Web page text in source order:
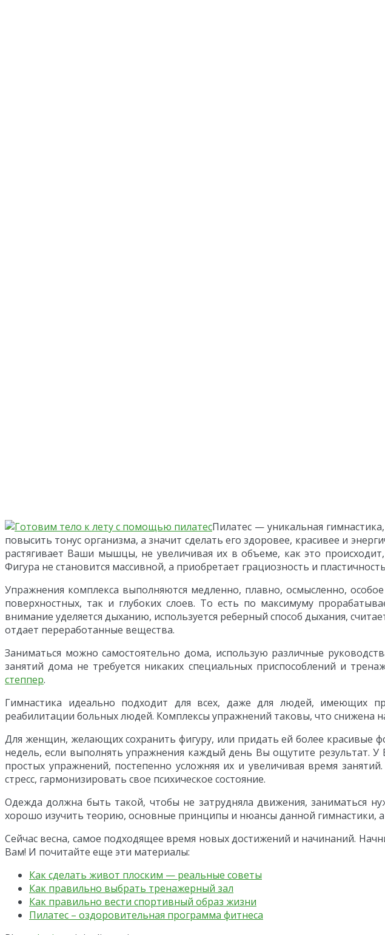
Пилатес — уникальная
повысить тонус организма, а значит сделать его здоровее, красивее и
растягивает Ваши мышцы, не увеличивая их в объеме, как это
Фигура не становится массивной, а приобретает грациозность и
Упражнения комплекса выполняются медленно, плавно, осмысленно,
поверхностных, так и глубоких слоев. То есть по максимуму
внимание уделяется дыханию, используется реберный способ дыхания,
отдает переработанные вещества.
Заниматься можно самостоятельно дома, использую различные
занятий дома не требуется никаких специальных приспособлений и
степпер.
Гимнастика идеально подходит для всех, даже для людей, имеющих
реабилитации больных людей. Комплексы упражнений таковы, что снижена
Для женщин, желающих сохранить фигуру, или придать ей более красивые
недель, если выполнять упражнения каждый день Вы ощутите результат.
простых упражнений, постепенно усложняя их и увеличивая время
стресс, гармонизировать свое психическое состояние.
Одежда должна быть такой, чтобы не затрудняла движения, заниматься
хорошо изучить теорию, основные принципы и нюансы данной гимнастики, а
Сейчас весна, самое подходящее время новых достижений и начинаний.
Вам! И почитайте еще эти материалы:
Как сделать живот плоским — реальные советы
Как правильно выбрать тренажерный зал
Как правильно вести спортивный образ жизни
Пилатес – оздоровительная программа фитнеса